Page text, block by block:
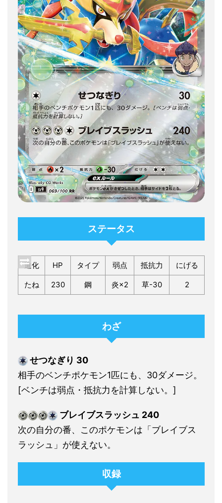
ステータス
進化 HP タイプ 弱点 抵抗力 にげる
たね 230 鋼 炎×2 草-30 2
わざ
せつなぎり 30
相手のベンチポケモン1匹にも、30ダメージ。
[ベンチは弱点・抵抗力を計算しない。]
ブレイブスラッシュ 240
次の自分の番、このポケモンは「ブレイブス
ラッシュ」が使えない。
収録